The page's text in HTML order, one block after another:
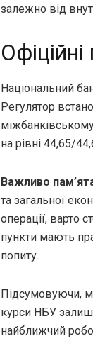
залежно від
Національний
Регулятор
на рівні 44,65/
Важливо
та загальної
операції, варто
пункти мають
попиту.
Підсумовуючи,
курси НБУ
найближчий